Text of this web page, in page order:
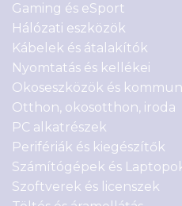
Gaming és eSport
Hálózati eszközök
Kábelek és átalakítók
Nyomtatás és kellékei
Okoseszközök és
Otthon, okosotthon, iroda
PC alkatrészek
Perifériák és kiegészítők
Számítógépek és
Szoftverek és licenszek